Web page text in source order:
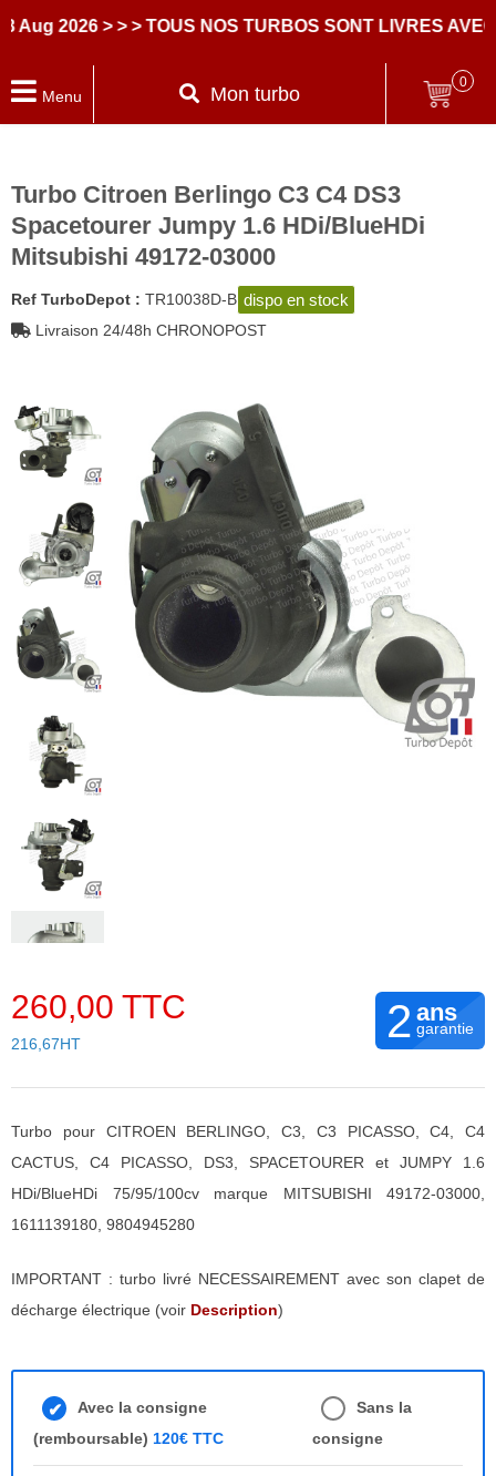
2026 > > > TOUS NOS TURBOS SONT LIVRES AVEC
Menu Mon turbo
0
Turbo Citroen Berlingo C3 C4 DS3
Spacetourer Jumpy 1.6 HDi/BlueHDi
Mitsubishi 49172-03000
Ref TurboDepot : TR10038D-B dispo en stock
Livraison 24/48h CHRONOPOST
260,00 TTC
216,67HT 2 ans
garantie
Turbo pour CITROEN BERLINGO, C3, C3 PICASSO, C4, C4
CACTUS, C4 PICASSO, DS3, SPACETOURER et JUMPY 1.6
HDi/BlueHDi 75/95/100cv marque MITSUBISHI 49172-03000,
1611139180, 9804945280
IMPORTANT : turbo livré NECESSAIREMENT avec son clapet de
décharge électrique (voir Description)
Avec la consigne
(remboursable) 120€ TTC
Sans la
consigne